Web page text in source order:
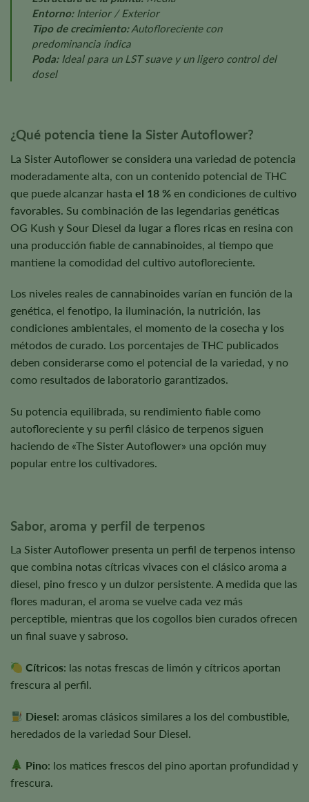
Entorno:Interior / Exterior
Tipo de crecimiento:Autofloreciente con
predominancia índica
Poda:Ideal para un LST suave y un ligero control del
dosel
¿Qué potencia tiene la Sister Autoflower?
La Sister Autoflower se considera una variedad de potencia
moderadamente alta, con un contenido potencial de THC
que puede alcanzar hasta el 18 % en condiciones de cultivo
favorables. Su combinación de las legendarias genéticas
OG Kush y Sour Diesel da lugar a flores ricas en resina con
una producción fiable de cannabinoides, al tiempo que
mantiene la comodidad del cultivo autofloreciente.
Los niveles reales de cannabinoides varían en función de la
genética, el fenotipo, la iluminación, la nutrición, las
condiciones ambientales, el momento de la cosecha y los
métodos de curado. Los porcentajes de THC publicados
deben considerarse como el potencial de la variedad, y no
como resultados de laboratorio garantizados.
Su potencia equilibrada, su rendimiento fiable como
autofloreciente y su perfil clásico de terpenos siguen
haciendo de «The Sister Autoflower» una opción muy
popular entre los cultivadores.
Sabor, aroma y perfil de terpenos
La Sister Autoflower presenta un perfil de terpenos intenso
que combina notas cítricas vivaces con el clásico aroma a
diesel, pino fresco y un dulzor persistente. A medida que las
flores maduran, el aroma se vuelve cada vez más
perceptible, mientras que los cogollos bien curados ofrecen
un final suave y sabroso.
Cítricos: las notas frescas de limón y cítricos aportan
frescura al perfil.
Diesel: aromas clásicos similares a los del combustible,
heredados de la variedad Sour Diesel.
Pino: los matices frescos del pino aportan profundidad y
frescura.